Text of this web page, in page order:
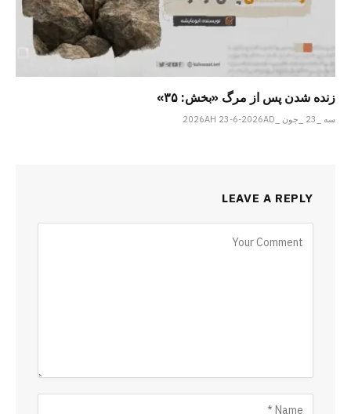
زنده شدن پس از مرگ «بخش: ۳۵»
سه _23 _جون _2026AH 23-6-2026AD
LEAVE A REPLY